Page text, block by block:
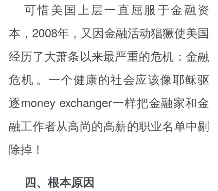
可惜美国上层一直屈服于金融资
本，2008年，又因金融活动猖獗使美国
经历了大萧条以来最严重的危机： 金融
危机 。一个健康的社会应该像耶稣驱
逐money exchanger一样把金融家和金
融工作者从高尚的高薪的职业名单中剔
除掉！
四、根本原因